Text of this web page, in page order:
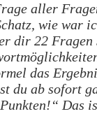
aller
wie war
dir 22 Fragen
das
du ab sofort
Das